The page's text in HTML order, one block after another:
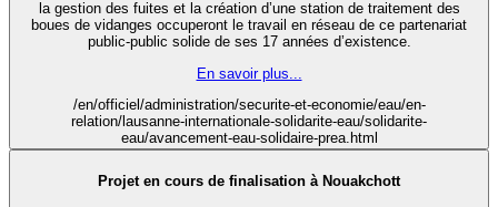
la gestion des fuites et la création d’une station de traitement des
boues de vidanges occuperont le travail en réseau de ce partenariat
public-public solide de ses 17 années d’existence.
En savoir plus...
/en/officiel/administration/securite-et-economie/eau/en-
relation/lausanne-internationale-solidarite-eau/solidarite-
eau/avancement-eau-solidaire-prea.html
Projet en cours de finalisation à Nouakchott